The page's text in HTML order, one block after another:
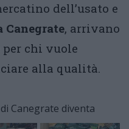
dell’usato e
Canegrate, arrivano
chi vuole
alla qualità.
Canegrate diventa